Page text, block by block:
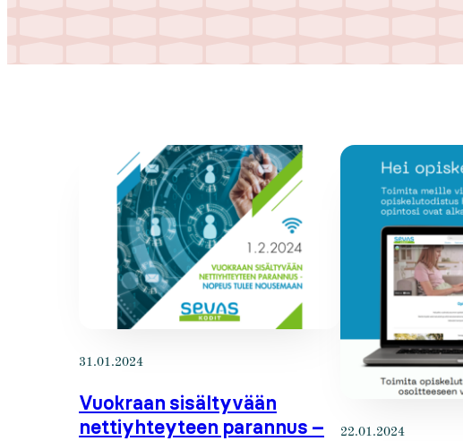
31.01.2024
Vuokraan sisältyvään
nettiyhteyteen parannus –
22.01.2024